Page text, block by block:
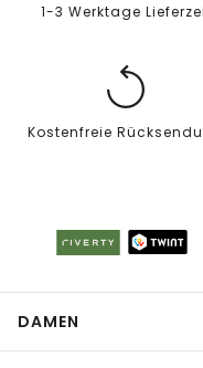
1-3 Werktage
Kostenfreie
DAMEN